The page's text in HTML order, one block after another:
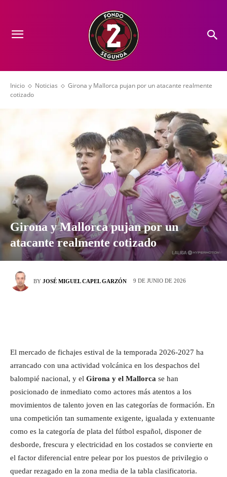
Inicio Noticias
Girona y Mallorca pujan por un atacante realmente
cotizado
Girona y Mallorca pujan por un
atacante realmente cotizado
BY JOSÉ MIGUEL CAPEL GARZÓN 9 DE JUNIO DE 2026
El mercado de fichajes estival de la temporada 2026-2027 ha
arrancado con una actividad volcánica en los despachos del
balompié nacional, y el Girona y el Mallorca se han
posicionado de inmediato como actores más atentos a los
movimientos de talento joven en las categorías de formación. En
una competición tan sumamente exigente, igualada y extenuante
como es la categoría de plata del fútbol español, disponer de
desborde, frescura y electricidad en los costados se convierte en
el factor diferencial entre pelear por los puestos de privilegio o
quedar rezagado en la zona media de la tabla clasificatoria.